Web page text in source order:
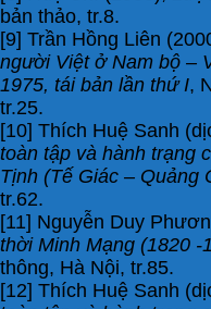
bản thảo, tr.8.
[9] Trần Hồng Liên
người Việt ở Nam bộ –
1975, tái bản lần thứ I,
tr.25.
[10] Thích Huệ Sanh
toàn tập và hành trạng
Tịnh (Tế Giác – Quảng
tr.62.
[11] Nguyễn Duy
thời Minh Mạng (1820 -
thông, Hà Nội, tr.85.
[12] Thích Huệ Sanh